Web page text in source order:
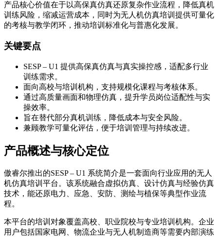
产品核心价值在于以高保真仿真还原复杂作业流程，降低真机
训练风险，缩减运营成本，同时为无人机仿真培训提供可量化
的考核与教学闭环，推动培训标准化与普惠化发展。
关键要点
SESP – U1 提供高保真仿真与真实操控感，适配多行业
训练需求。
面向高校与培训机构，支持规模化课程与考核体系。
通过高质量画面和物理仿真，提升学员岗位适配性与实
操效率。
旨在替代部分真机训练，降低成本与安全风险。
兼顾教学可量化评估，便于培训管理与持续改进。
产品概述与核心定位
傲睿尔推出的SESP – U1 系统简介是一套面向行业应用的无人
机仿真培训平台。该系统融合虚拟仿真、设计仿真与经验仿真
技术，能还原电力、应急、安防、测绘与植保等典型作业流
程。
本平台的培训对象覆盖高校、职业院校与专业培训机构。企业
用户包括国家电网、物流企业与无人机制造商等需要内部演练